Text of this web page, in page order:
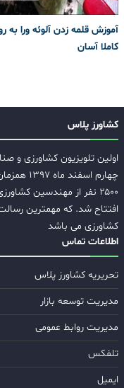
آموزش قلمه زدن آلوئه ورا به
کاملا آسان
کشاورز پلاس
اولین تلویزیون کشاورزی و
چهارم
۲۵۰۰ نفر از مهندسین
افتتاح شد. که مهمترین
کشاورزی می باشد
اطلاعات تماس
تحریریه کشاورز پلاس
مدیریت توسعه بازار
مدیریت روابط عمومی
تلفکس
ایمیل